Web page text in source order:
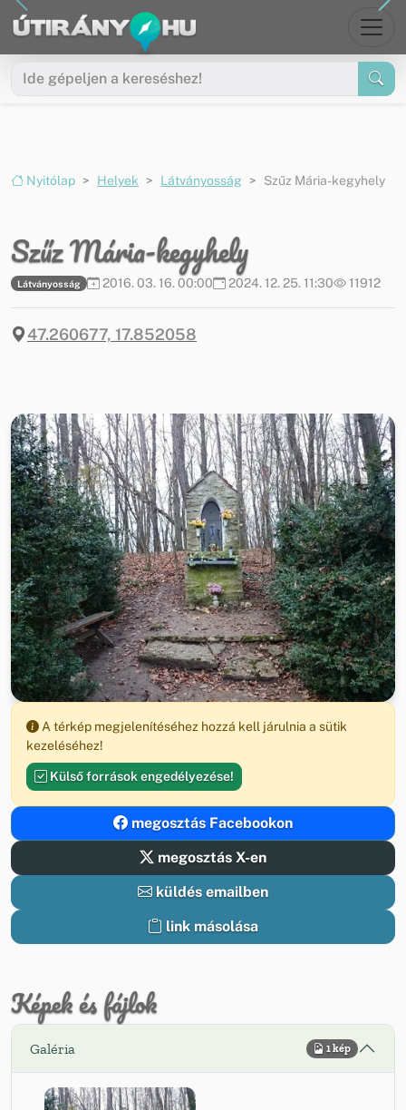
Ugrás a menüre
Ugrás a tartalomra
Nyitólap Helyek Látványosság Szűz Mária-kegyhely
Szűz Mária-kegyhely
Látványosság 2016. 03. 16. 00:00 2024. 12. 25. 11:30 11912
47.260677, 17.852058
A térkép megjelenítéséhez hozzá kell járulnia a sütik
kezeléséhez!
Külső források engedélyezése!
megosztás Facebookon
megosztás X-en
küldés emailben
link másolása
Képek és fájlok
Galéria 1 kép